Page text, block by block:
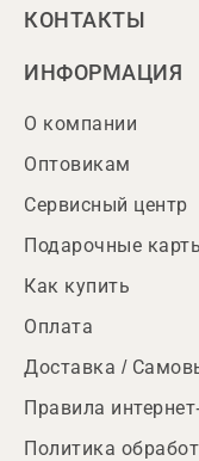
КОНТАКТЫ
ИНФОРМАЦИЯ
О компании
Оптовикам
Сервисный центр
Подарочные
Как купить
Оплата
Доставка /
Правила
Политика